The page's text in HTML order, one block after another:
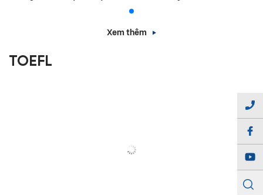
Xem thêm
TOEFL